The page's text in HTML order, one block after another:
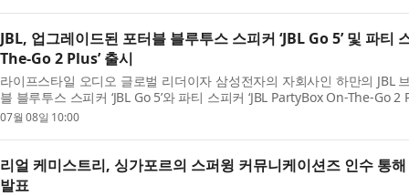
JBL, 업그레이드된 포터블 블루투스 스피커 ‘JBL Go 5’ 및 파티
The-Go 2 Plus’ 출시
라이프스타일 오디오 글로벌 리더이자 삼성전자의 자회사인 하만의 JBL
블 블루투스 스피커 ‘JBL Go 5’와 파티 스피커 ‘JBL PartyBox On-The-Go
인에 더욱 풍부하고 섬세한 사운드를 탑재한 차세대...
07월 08일 10:00
리얼 케미스트리, 싱가포르의 스퍼윙 커뮤니케이션즈 인수 통
발표